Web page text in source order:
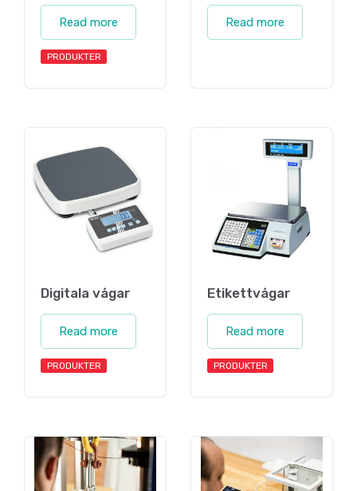
Read more
PRODUKTER
Read more
Digitala vågar
Read more
PRODUKTER
Etikettvågar
Read more
PRODUKTER